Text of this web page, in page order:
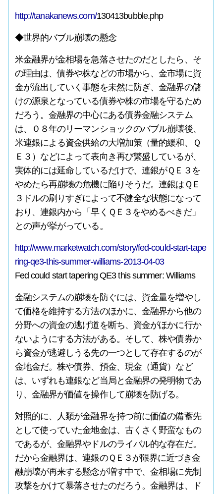
http://tanakanews.com/130413bubble.php
◆世界的バブル崩壊の懸念
米金融界が金相場を急落させたのだとしたら、そ
の理由は、債券や株などの市場から、金市場に資
金が流出していく事態を未然に防ぎ、金融界の儲
けの源泉となっている債券や株の市場を守るため
だろう。金融界の中心にある債券金融システム
は、０８年のリーマンショックのバブル崩壊後、
米連銀による資金供給の大増加策（量的緩和、Ｑ
Ｅ３）などによって表向き再び繁盛しているが、
実体的には延命しているだけで、連銀がＱＥ３を
やめたら再崩壊の危機に陥りそうだ。連銀はＱＥ
３ドルの刷りすぎによって不健全な状態になって
おり、連銀内から「早くＱＥ３をやめるべきだ」
との声が挙がっている。
http://www.marketwatch.com/story/fed-could-start-tape
ring-qe3-this-summer-williams-2013-04-03
Fed could start tapering QE3 this summer: Williams
金融システムの崩壊を防ぐには、資金量を増やし
て価格を維持する方法のほかに、金融界から他の
分野への資金の逃げ道を断ち、資金がほかに行か
ないようにする方法がある。そして、株や債券か
ら資金が逃避しうる先の一つとして存在するのが
金地金だ。株や債券、預金、現金（通貨）など
は、いずれも連銀など当局と金融界の発明物であ
り、金融界が価値を操作して崩壊を防げる。
対照的に、人類が金融界を持つ前に価値の備蓄先
として使っていた金地金は、古くさく野蛮なもの
であるが、金融界やドルのライバル的な存在だ。
だから金融界は、連銀のＱＥ３が限界に近づき金
融崩壊が再来する懸念が増す中で、金相場に先制
攻撃をかけて暴落させたのだろう。金融界は、ド